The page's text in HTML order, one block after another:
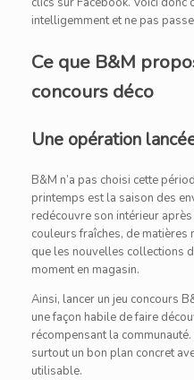
intelligemment et ne pas
Ce que B&M
concours déco
Une opération
B&M n’a pas choisi cette
printemps est la saison des
redécouvre son intérieur
couleurs fraîches, de matières
que les nouvelles collections
moment en magasin.
Ainsi, lancer un jeu concours
une façon habile de faire
récompensant la
surtout un bon plan concret
utilisable.